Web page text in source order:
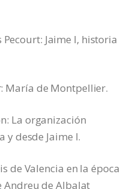
Jaime I, historia
María de Montpellier.
La organización
y desde Jaime I.
de Valencia en la época
Andreu de Albalat